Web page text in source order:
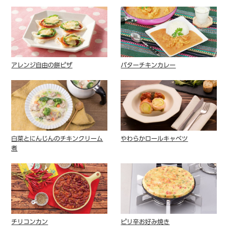
アレンジ自由の餅ピザ バターチキンカレー
白菜とにんじんのチキンクリーム
煮
やわらかロールキャベツ
チリコンカン ピリ辛お好み焼き